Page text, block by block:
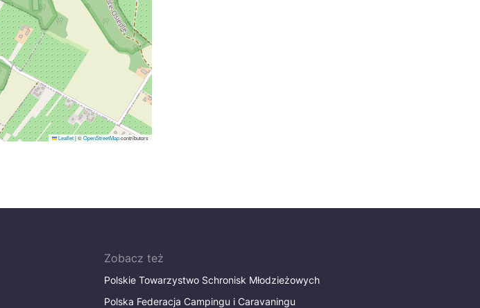
Leaflet|©OpenStreetMapcontributors
Zobacz też
Polskie Towarzystwo Schronisk Młodzieżowych
Polska Federacja Campingu i Caravaningu